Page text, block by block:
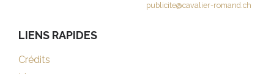
publicite@cavalier-romand.ch
LIENS RAPIDES
Crédits